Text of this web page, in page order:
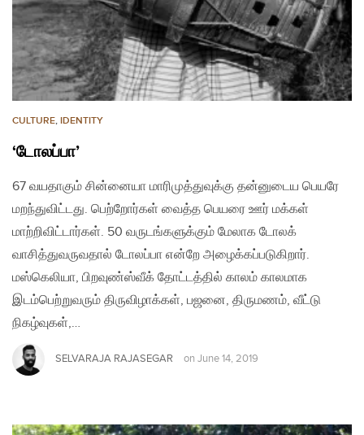
CULTURE, IDENTITY
‘டோலப்பா’
67 வயதாகும் சின்னையா மாரிமுத்துவுக்கு தன்னுடைய பெயரே
மறந்துவிட்டது. பெற்றோர்கள் வைத்த பெயரை ஊர் மக்கள்
மாற்றிவிட்டார்கள். 50 வருடங்களுக்கும் மேலாக டோலக்
வாசித்துவருவதால் டோலப்பா என்றே அழைக்கப்படுகிறார்.
மஸ்கெலியா, பிறவுண்ஸ்வீக் தோட்டத்தில் காலம் காலமாக
இடம்பெற்றுவரும் திருவிழாக்கள், பஜனை, திருமணம், வீட்டு
நிகழ்வுகள்,…
SELVARAJA RAJASEGAR on June 14, 2019